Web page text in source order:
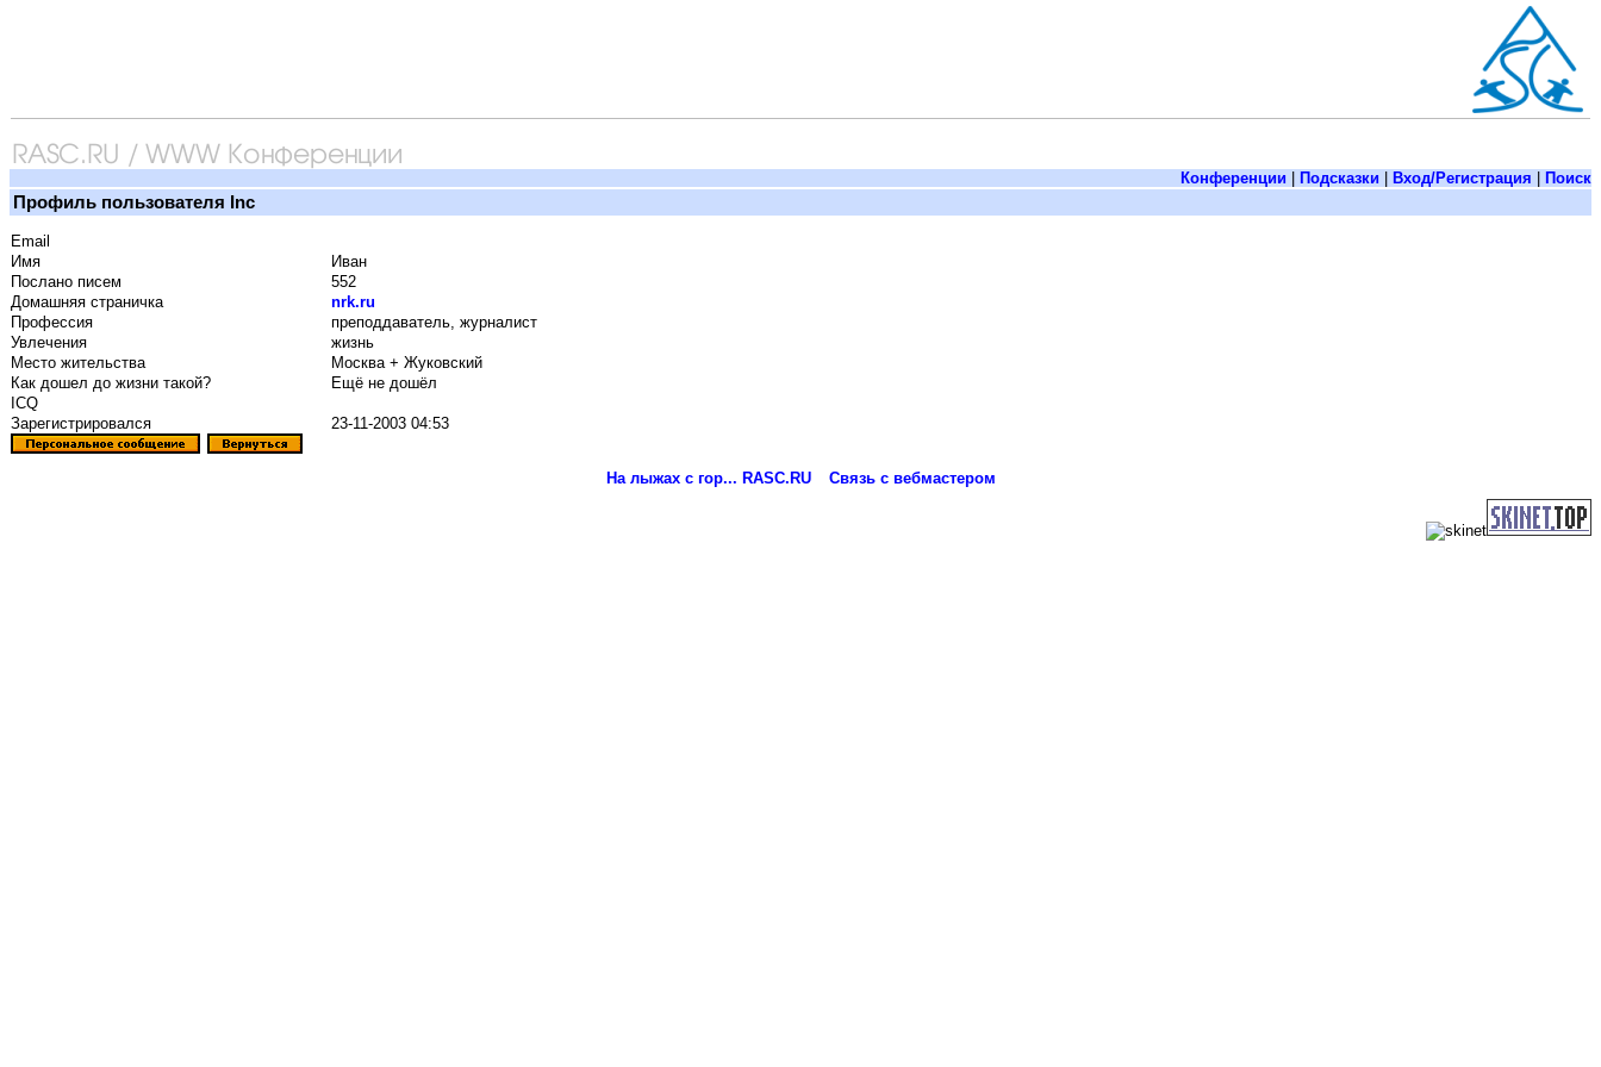
Конференции Подсказки Вход/Регистрация Поиск
Профиль пользователя Inc
Email
Имя
Иван
Послано писем
552
Домашняя страничка
nrk.ru
Профессия
преподдаватель, журналист
Увлечения
жизнь
Место жительства
Москва + Жуковский
Как дошел до жизни такой?
Ещё не дошёл
ICQ
Зарегистрировался
23-11-2003 04:53
На лыжах с гор... RASC.RU Связь с вебмастером